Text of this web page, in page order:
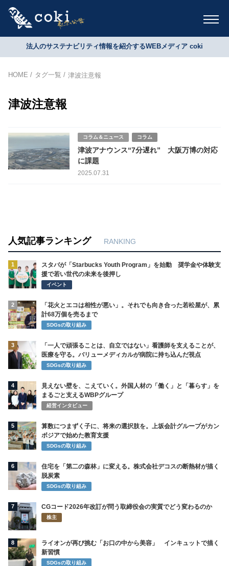
法人のサステナビリティ情報を紹介するWEBメディア coki
HOME タグ一覧 津波注意報
津波注意報
コラム＆ニュース コラム
津波アナウンス“7分遅れ” 大阪万博の対応
に課題
2025.07.31
人気記事ランキング RANKING
1
スタバが「Starbucks Youth Program」を始動 奨学金や体験支
援で若い世代の未来を後押し
イベント
2
「花火とエコは相性が悪い」。それでも向き合った若松屋が、累
計68万個を売るまで
SDGsの取り組み
3
「一人で頑張ることは、自立ではない」看護師を支えることが、
医療を守る。バリューメディカルが病院に持ち込んだ視点
SDGsの取り組み
4
見えない壁を、こえていく。外国人材の「働く」と「暮らす」を
まるごと支えるWBPグループ
経営インタビュー
5
算数につまずく子に、将来の選択肢を。上坂会計グループがカン
ボジアで始めた教育支援
SDGsの取り組み
6
住宅を「第二の森林」に変える。株式会社デコスの断熱材が描く
脱炭素
SDGsの取り組み
7 CGコード2026年改訂が問う取締役会の実質でどう変わるのか
株主
8
ライオンが再び挑む「お口の中から美容」 インキュットで描く
新習慣
SDGsの取り組み